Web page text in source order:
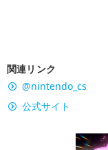
関連リンク
@nintendo_cs
公式サイト